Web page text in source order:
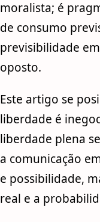
moralista; é
de consumo
previsibilidade
oposto.
Este artigo se
liberdade é
liberdade plena
a comunicação
e possibilidade,
real e a